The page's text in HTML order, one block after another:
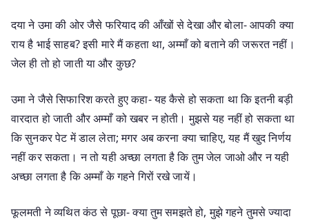
दया ने उमा की ओर जैसे फरियाद की आँखों से देखा और बोला- आपकी क्या
राय है भाई साहब? इसी मारे मैं कहता था, अम्माँ को बताने की जरूरत नहीं।
जेल ही तो हो जाती या और कुछ?
उमा ने जैसे सिफारिश करते हुए कहा- यह कैसे हो सकता था कि इतनी बड़ी
वारदात हो जाती और अम्माँ को खबर न होती। मुझसे यह नहीं हो सकता था
कि सुनकर पेट में डाल लेता; मगर अब करना क्या चाहिए, यह मैं खुद निर्णय
नहीं कर सकता। न तो यही अच्छा लगता है कि तुम जेल जाओ और न यही
अच्छा लगता है कि अम्माँ के गहने गिरों रखे जायें।
फूलमती ने व्यथित कंठ से पूछा- क्या तुम समझते हो, मुझे गहने तुमसे ज्यादा